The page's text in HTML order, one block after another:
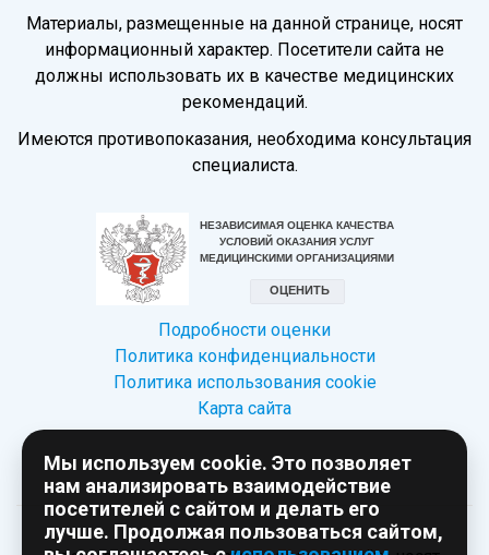
Материалы, размещенные на данной странице, носят
информационный характер. Посетители сайта не
должны использовать их в качестве медицинских
рекомендаций.
Имеются противопоказания, необходима консультация
специалиста.
Подробности оценки
Политика конфиденциальности
Политика использования сookie
Карта сайта
Мы используем cookie. Это позволяет
нам анализировать взаимодействие
посетителей с сайтом и делать его
лучше. Продолжая пользоваться сайтом,